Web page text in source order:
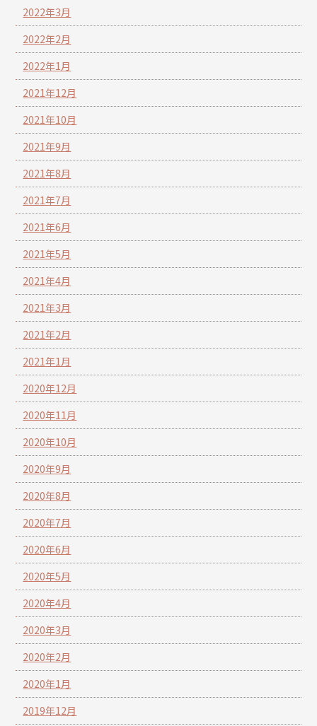
2022年3月
2022年2月
2022年1月
2021年12月
2021年10月
2021年9月
2021年8月
2021年7月
2021年6月
2021年5月
2021年4月
2021年3月
2021年2月
2021年1月
2020年12月
2020年11月
2020年10月
2020年9月
2020年8月
2020年7月
2020年6月
2020年5月
2020年4月
2020年3月
2020年2月
2020年1月
2019年12月